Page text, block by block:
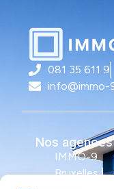
081 35 611 9
info@immo-
Nos
IMMO-9
Bruxelles |